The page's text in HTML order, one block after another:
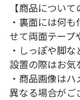
【商品について
・裏面には何
せて両面テープ
・しっぽや脚
設置の際はお気
・商品画像は
異なる場合がご